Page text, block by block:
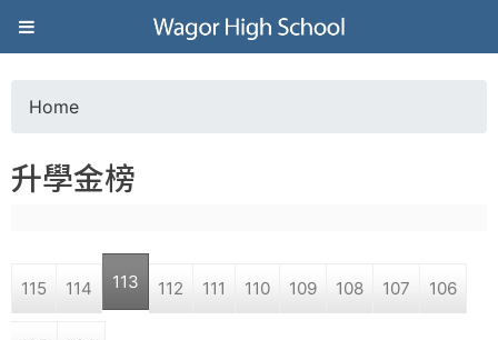
Jump to navigation
葳
格
高
學
o
a
Home
升學金榜
115 114 113 112 111 110 109 108 107 106